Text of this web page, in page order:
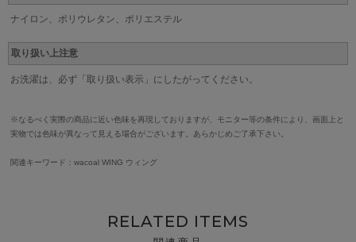
ナイロン、ポリウレタン、ポリエステル
取り扱い上注意
お洗濯は、必ず「取り扱い表示」にしたがってください。
※なるべく実際の商品に近い色味を再現しておりますが、モニター等の条件により、画面上と
実物では色味が異なって見える場合がございます。あらかじめご了承下さい。
関連キーワード：wacoal WING ウィング
RELATED ITEMS